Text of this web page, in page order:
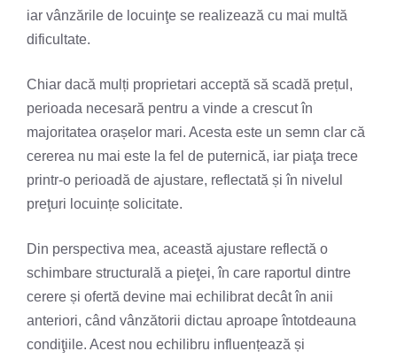
iar vânzările de locuinţe se realizează cu mai multă
dificultate.
Chiar dacă mulți proprietari acceptă să scadă prețul,
perioada necesară pentru a vinde a crescut în
majoritatea orașelor mari. Acesta este un semn clar că
cererea nu mai este la fel de puternică, iar piaţa trece
printr-o perioadă de ajustare, reflectată și în nivelul
preţuri locuințe solicitate.
Din perspectiva mea, această ajustare reflectă o
schimbare structurală a pieţei, în care raportul dintre
cerere și ofertă devine mai echilibrat decât în anii
anteriori, când vânzătorii dictau aproape întotdeauna
condiţiile. Acest nou echilibru influențează și